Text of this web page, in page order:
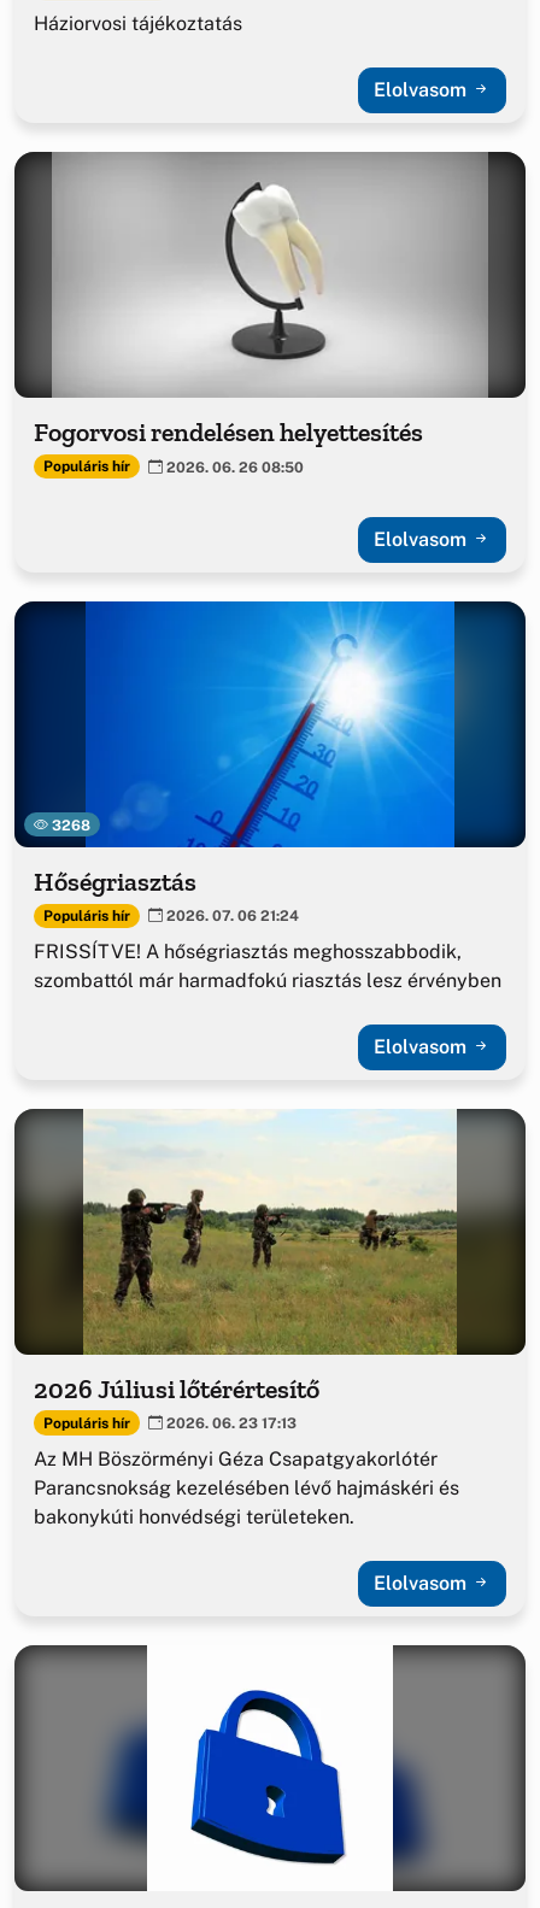
Háziorvosi tájékoztatás
Elolvasom
Fogorvosi rendelésen helyettesítés
Populáris hír 2026. 06. 26 08:50
Elolvasom
3268
Hőségriasztás
Populáris hír 2026. 07. 06 21:24
FRISSÍTVE! A hőségriasztás meghosszabbodik,
szombattól már harmadfokú riasztás lesz érvényben
Elolvasom
2026 Júliusi lőtérértesítő
Populáris hír 2026. 06. 23 17:13
Az MH Böszörményi Géza Csapatgyakorlótér
Parancsnokság kezelésében lévő hajmáskéri és
bakonykúti honvédségi területeken.
Elolvasom